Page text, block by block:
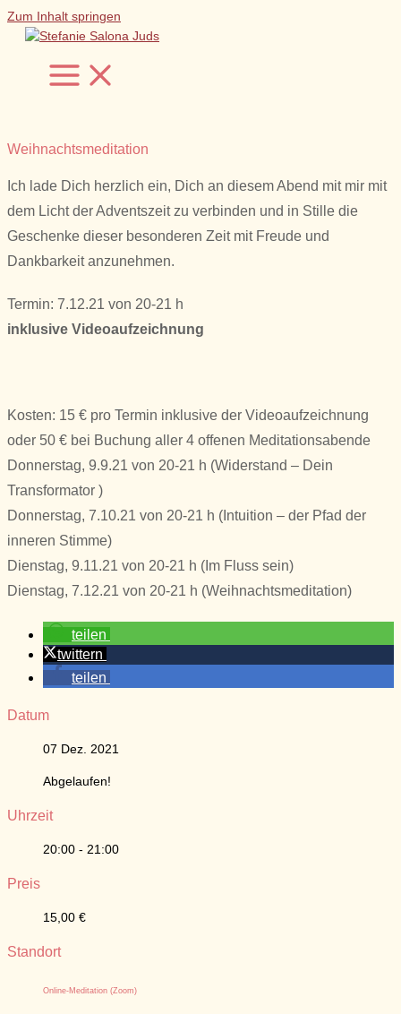
Zum Inhalt springen
Weihnachtsmeditation
Ich lade Dich herzlich ein, Dich an diesem Abend mit mir mit
dem Licht der Adventszeit zu verbinden und in Stille die
Geschenke dieser besonderen Zeit mit Freude und
Dankbarkeit anzunehmen.
Termin: 7.12.21 von 20-21 h
inklusive Videoaufzeichnung
Kosten: 15 € pro Termin inklusive der Videoaufzeichnung
oder 50 € bei Buchung aller 4 offenen Meditationsabende
Donnerstag, 9.9.21 von 20-21 h (Widerstand – Dein
Transformator )
Donnerstag, 7.10.21 von 20-21 h (Intuition – der Pfad der
inneren Stimme)
Dienstag, 9.11.21 von 20-21 h (Im Fluss sein)
Dienstag, 7.12.21 von 20-21 h (Weihnachtsmeditation)
teilen
twittern
teilen
Datum
07 Dez. 2021
Abgelaufen!
Uhrzeit
20:00 - 21:00
Preis
15,00 €
Standort
Online-Meditation (Zoom)